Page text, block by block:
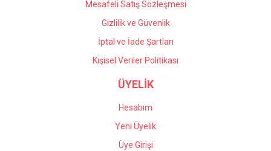
Mesafeli Satış Sözleşmesi
Gizlilik ve Güvenlik
İptal ve İade Şartları
Kişisel Veriler Politikası
ÜYELİK
Hesabım
Yeni Üyelik
Üye Girişi